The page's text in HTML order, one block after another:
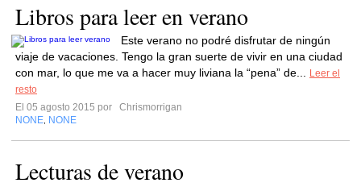
Libros para leer en verano
Este verano no podré disfrutar de ningún
viaje de vacaciones. Tengo la gran suerte de vivir en una ciudad
con mar, lo que me va a hacer muy liviana la “pena” de...
Leer el
resto
El 05 agosto 2015 por
Chrismorrigan
NONE NONE
Lecturas de verano